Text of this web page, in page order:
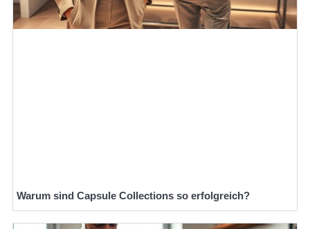
Warum sind Capsule Collections so erfolgreich?